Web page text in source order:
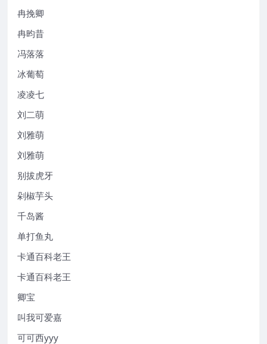
冉挽卿
冉昀昔
冯落落
冰葡萄
凌凌七
刘二萌
刘雅萌
刘雅萌
别拔虎牙
剁椒芋头
千岛酱
单打鱼丸
卡通百科老王
卡通百科老王
卿宝
叫我可爱嘉
可可西yyy